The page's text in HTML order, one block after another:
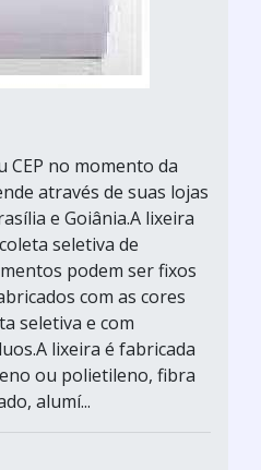
no momento da
através de suas lojas
e Goiânia.A lixeira
seletiva de
podem ser fixos
com as cores
seletiva e com
lixeira é fabricada
ou polietileno, fibra
alumí...